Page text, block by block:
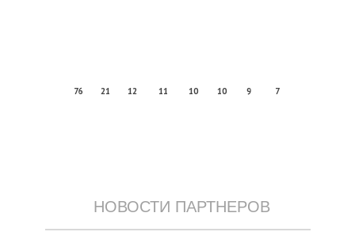
76 21 12 11 10 10 9 7
НОВОСТИ ПАРТНЕРОВ